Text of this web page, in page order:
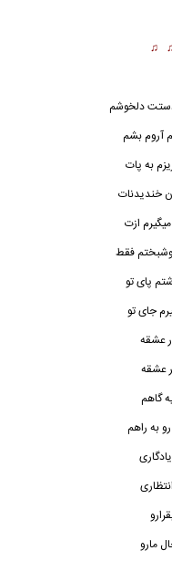
♫
دلخوشم
آروم بشم
به پات
خندیدنات
میگیرم ازت
فقط
پای تو
جای تو
عشقه
عشقه
گاهم
به راهم
مارو